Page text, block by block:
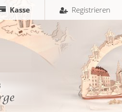
Registrieren
Kasse